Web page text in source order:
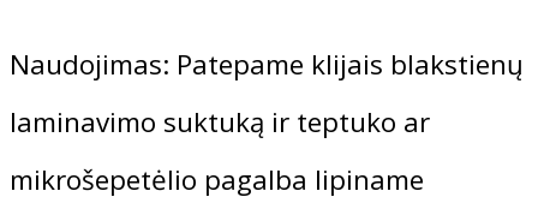
Depiliacijos vašku kursai (10 ak.val.)
Manikiūro ir pedikiūro mokymai
Naudojimas: Patepame klijais blakstienų
laminavimo suktuką ir teptuko ar
mikrošepetėlio pagalba lipiname